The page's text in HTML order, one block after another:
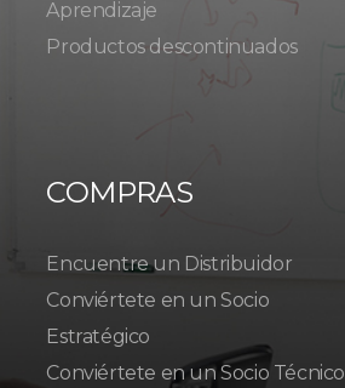
Aprendizaje
Productos descontinuados
COMPRAS
Encuentre un Distribuidor
Conviértete en un Socio
Estratégico
Conviértete en un Socio Técnico